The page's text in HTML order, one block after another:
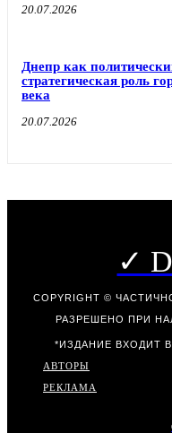
20.07.2026
Днепр как
стратегическая роль
века
20.07.2026
✓
COPYRIGHT ©
РАЗРЕШЕНО ПРИ
*ИЗДАНИЕ ВХОДИТ
АВТОРЫ
РЕКЛАМА